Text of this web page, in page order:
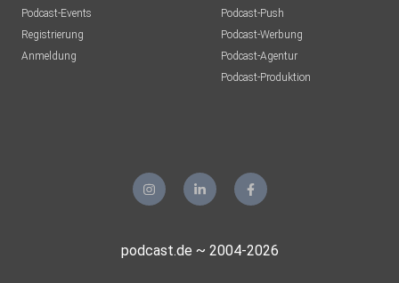
Podcast-Events
Registrierung
Anmeldung
Podcast-Push
Podcast-Werbung
Podcast-Agentur
Podcast-Produktion
podcast.de ~ 2004-2026